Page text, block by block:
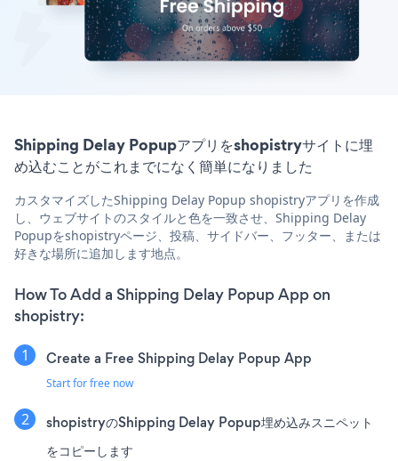
Shipping Delay Popupアプリをshopistryサイトに埋
め込むことがこれまでになく簡単になりました
カスタマイズしたShipping Delay Popup shopistryアプリを作成
し、ウェブサイトのスタイルと色を一致させ、Shipping Delay
Popupをshopistryページ、投稿、サイドバー、フッター、または
好きな場所に追加します地点。
How To Add a Shipping Delay Popup App on
shopistry:
Create a Free Shipping Delay Popup App
Start for free now
shopistryのShipping Delay Popup埋め込みスニペット
をコピーします